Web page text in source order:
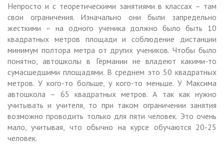
Непросто и с теоретическими занятиями в классах – там
свои ограничения. Изначально они были запредельно
жесткими – на одного ученика должно было быть 10
квадратных метров площади и соблюдение дистанции
минимум полтора метра от других учеников. Чтобы было
понятно, автошколы в Германии не владеют какими-то
сумасшедшими площадями. В среднем это 50 квадратных
метров. У кого-то больше, у кого-то меньше. У Максима
автошкола – 65 квадратных метров. А так как нужно
учитывать и учителя, то при таком ограничении занятия
возможно проводить только для пяти человек. Это очень
мало, учитывая, что обычно на курсе обучаются 20-25
человек.